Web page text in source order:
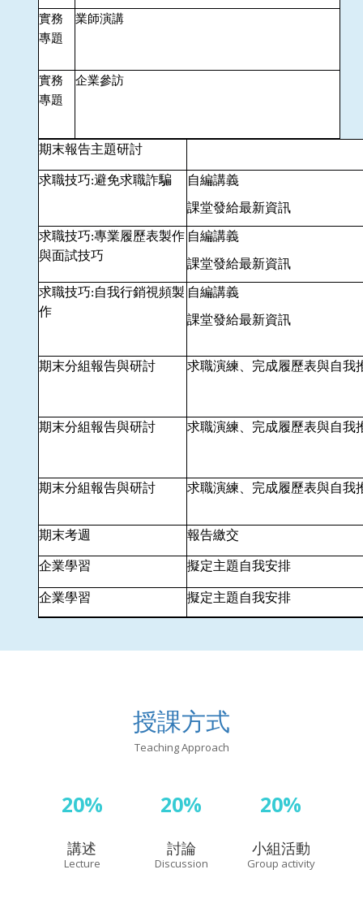
實務
專題
業師演講
實務
專題
企業參訪
期末報告主題研討
求職技巧:避免求職詐騙
自編講義
課堂發給最新資訊
求職技巧:專業履歷表製作
與面試技巧
自編講義
課堂發給最新資訊
求職技巧:自我行銷視頻製
作
自編講義
課堂發給最新資訊
期末分組報告與研討 求職演練、完成履歷表與自我
期末分組報告與研討 求職演練、完成履歷表與自我
期末分組報告與研討 求職演練、完成履歷表與自我
期末考週 報告繳交
企業學習 擬定主題自我安排
企業學習 擬定主題自我安排
授課方式
Teaching Approach
20%
講述
Lecture
20%
討論
Discussion
20%
小組活動
Group activity